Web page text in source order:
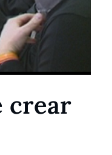
crear